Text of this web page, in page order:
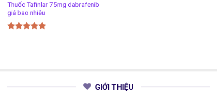
Thuốc Tafinlar 75mg dabrafenib
giá bao nhiêu
GIỚI THIỆU